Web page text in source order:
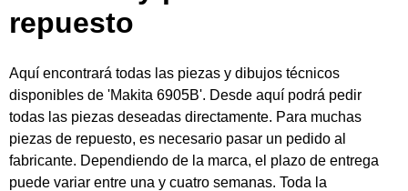
repuesto
Aquí encontrará todas las piezas y dibujos técnicos
disponibles de 'Makita 6905B'. Desde aquí podrá pedir
todas las piezas deseadas directamente. Para muchas
piezas de repuesto, es necesario pasar un pedido al
fabricante. Dependiendo de la marca, el plazo de entrega
puede variar entre una y cuatro semanas. Toda la